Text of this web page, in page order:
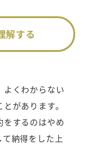
解する
よくわからない
があります。
をするのはやめ
納得をした上